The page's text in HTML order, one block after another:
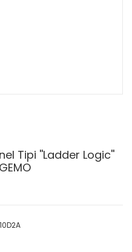
Tipi ''Ladder Logic''